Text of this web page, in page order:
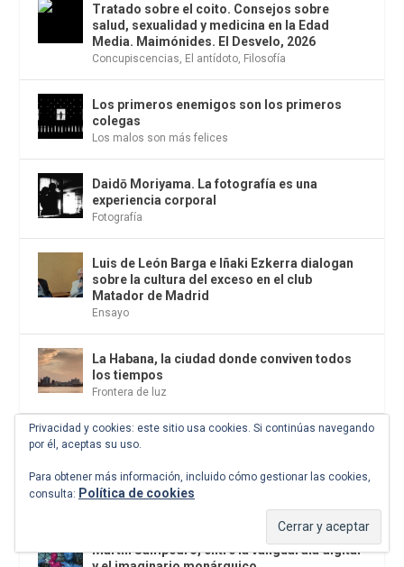
Tratado sobre el coito. Consejos sobre
salud, sexualidad y medicina en la Edad
Media. Maimónides. El Desvelo, 2026
Concupiscencias El antídoto Filosofía
Los primeros enemigos son los primeros
colegas
Los malos son más felices
Daidō Moriyama. La fotografía es una
experiencia corporal
Fotografía
Luis de León Barga e Iñaki Ezkerra dialogan
sobre la cultura del exceso en el club
Matador de Madrid
Ensayo
La Habana, la ciudad donde conviven todos
los tiempos
Frontera de luz
benéfica de arte contemporáneo el próximo
jueves, 25 de junio, en Madrid
Citas
Martín Sampedro, entre la vanguardia digital
Privacidad y cookies: este sitio usa cookies. Si continúas navegando
por él, aceptas su uso.
Para obtener más información, incluido cómo gestionar las cookies,
consulta: Política de cookies